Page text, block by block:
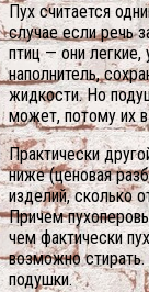
Пух считается
случае если речь
птиц — они легкие,
наполнитель,
жидкости. Но
может, потому их
Практически
ниже (ценовая
изделий, сколько
Причем
чем фактически
возможно
подушки.